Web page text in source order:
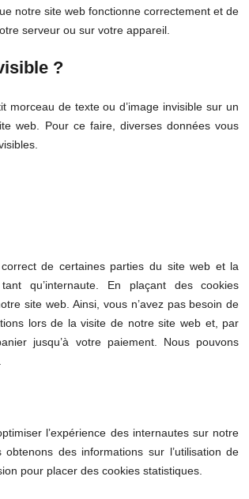
notre site web fonctionne correctement et de
serveur ou sur votre appareil.
?
morceau de texte ou d’image invisible sur un
web. Pour ce faire, diverses données vous
de certaines parties du site web et la
qu’internaute. En plaçant des cookies
site web. Ainsi, vous n’avez pas besoin de
lors de la visite de notre site web et, par
jusqu’à votre paiement. Nous pouvons
l’expérience des internautes sur notre
des informations sur l’utilisation de
pour placer des cookies statistiques.